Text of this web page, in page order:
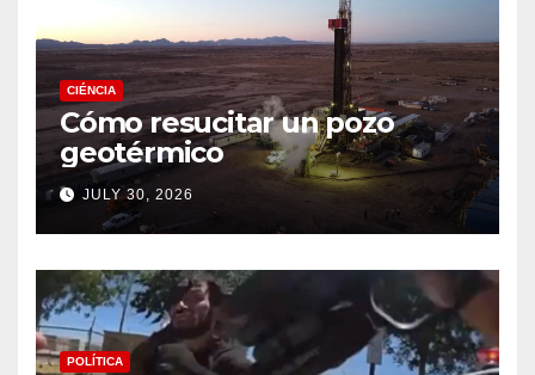
CIÉNCIA
Cómo resucitar un pozo
geotérmico
JULY 30, 2026
POLÍTICA